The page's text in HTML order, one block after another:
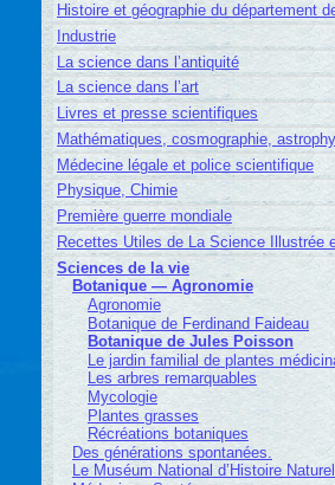
Histoire et géographie du département
Industrie
La science dans l’antiquité
La science dans l’art
Livres et presse scientifiques
Mathématiques, cosmographie,
Médecine légale et police scientifique
Physique, Chimie
Première guerre mondiale
Recettes Utiles de La Science Illustrée
Sciences de la vie
Botanique — Agronomie
Agronomie
Botanique de Ferdinand Faideau
Botanique de Jules Poisson
Le jardin familial de plantes
Les arbres remarquables
Mycologie
Plantes grasses
Récréations botaniques
Des générations spontanées.
Le Muséum National d’Histoire